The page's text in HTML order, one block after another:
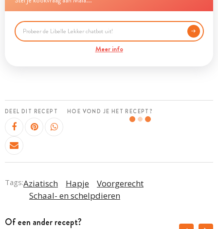
Meer info
DEEL DIT RECEPT HOE VOND JE HET RECEPT?
Tags:Aziatisch Hapje
Voorgerecht
Schaal- en schelpdieren
Of een ander recept?